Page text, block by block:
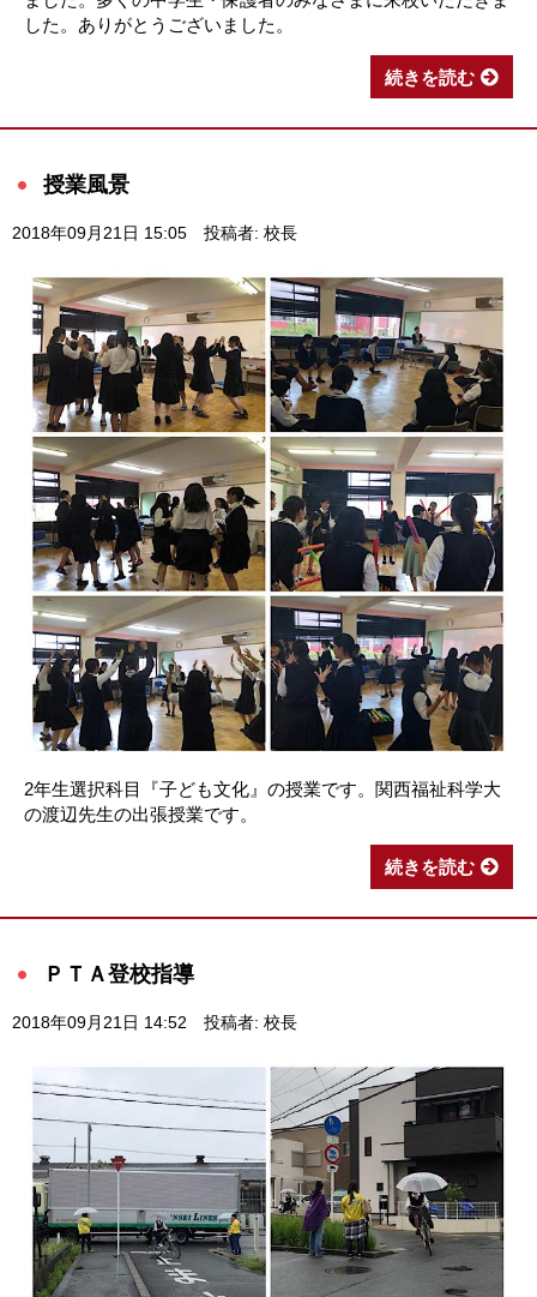
した。ありがとうございました。
続きを読む
授業風景
2018年09月21日 15:05 投稿者: 校長
2年生選択科目『子ども文化』の授業です。関西福祉科学大
の渡辺先生の出張授業です。
続きを読む
ＰＴＡ登校指導
2018年09月21日 14:52 投稿者: 校長